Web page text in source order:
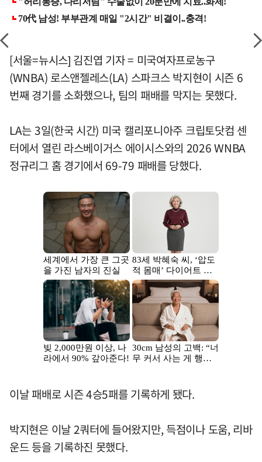
[서울=뉴시스] 김진엽 기자 = 미국여자프로농구
(WNBA) 로스앤젤레스(LA) 스파크스 박지현이 시즌 6
번째 경기를 소화했으나, 팀의 패배를 막지는 못했다.
LA는 3일(한국 시간) 미국 캘리포니아주 크립토닷컴 센
터에서 열린 라스베이거스 에이시스와의 2026 WNBA
정규리그 홈 경기에서 69-79 패배를 당했다.
이날 패배로 시즌 4승5패를 기록하게 됐다.
박지현은 이날 2쿼터에 들어왔지만, 득점이나 도움, 리바
운드 등을 기록하진 못했다.